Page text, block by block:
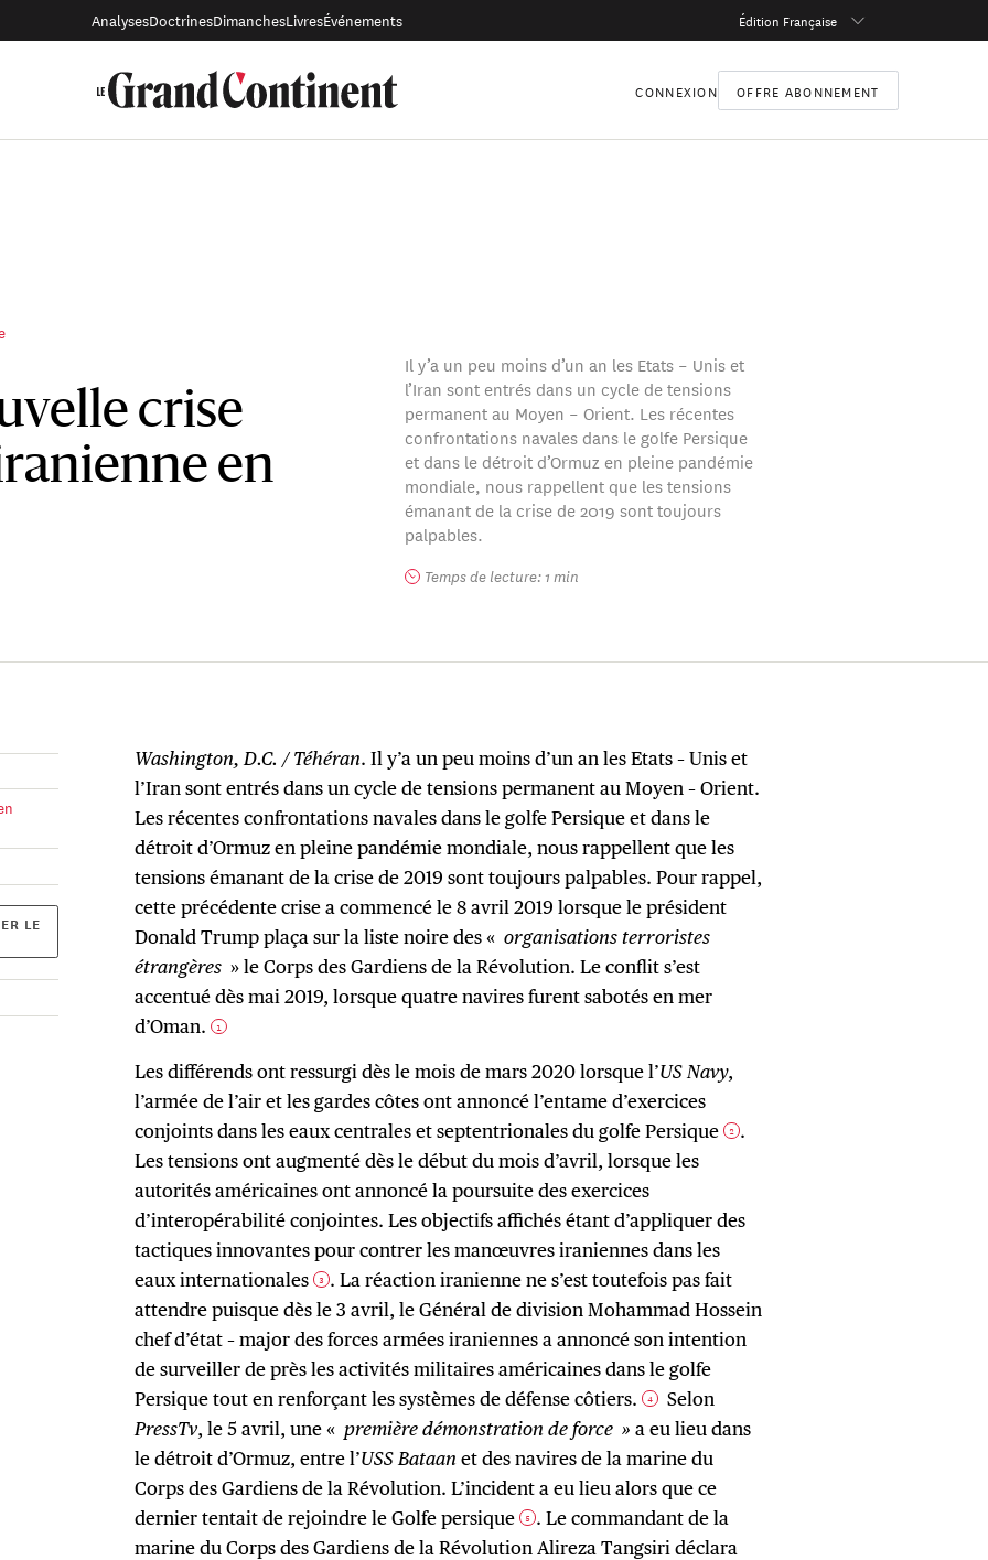
AnalysesDoctrinesDimanchesLivresÉvénements Édition Française
CONNEXION OFFRE ABONNEMENT
crise
en
Il y’a un peu moins d’un an les Etats – Unis et
l’Iran sont entrés dans un cycle de tensions
permanent au Moyen – Orient. Les récentes
confrontations navales dans le golfe Persique
et dans le détroit d’Ormuz en pleine pandémie
mondiale, nous rappellent que les tensions
émanant de la crise de 2019 sont toujours
palpables.
Temps de lecture: 1 min
LE
Washington, D.C. / Téhéran. Il y’a un peu moins d’un an les Etats – Unis et
l’Iran sont entrés dans un cycle de tensions permanent au Moyen – Orient.
Les récentes confrontations navales dans le golfe Persique et dans le
détroit d’Ormuz en pleine pandémie mondiale, nous rappellent que les
tensions émanant de la crise de 2019 sont toujours palpables. Pour rappel,
cette précédente crise a commencé le 8 avril 2019 lorsque le président
Donald Trump plaça sur la liste noire des «organisations terroristes
étrangères » le Corps des Gardiens de la Révolution. Le conflit s’est
accentué dès mai 2019, lorsque quatre navires furent sabotés en mer
d’Oman. 1
Les différends ont ressurgi dès le mois de mars 2020 lorsque l’US Navy,
l’armée de l’air et les gardes côtes ont annoncé l’entame d’exercices
conjoints dans les eaux centrales et septentrionales du golfe Persique 2 .
Les tensions ont augmenté dès le début du mois d’avril, lorsque les
autorités américaines ont annoncé la poursuite des exercices
d’interopérabilité conjointes. Les objectifs affichés étant d’appliquer des
tactiques innovantes pour contrer les manœuvres iraniennes dans les
eaux internationales 3 . La réaction iranienne ne s’est toutefois pas fait
attendre puisque dès le 3 avril, le Général de division Mohammad Hossein
chef d’état – major des forces armées iraniennes a annoncé son intention
de surveiller de près les activités militaires américaines dans le golfe
Persique tout en renforçant les systèmes de défense côtiers. 4 Selon
PressTv, le 5 avril, une « première démonstration de force »a eu lieu dans
le détroit d’Ormuz, entre l’USS Bataanet des navires de la marine du
Corps des Gardiens de la Révolution. L’incident a eu lieu alors que ce
dernier tentait de rejoindre le Golfe persique 5 . Le commandant de la
marine du Corps des Gardiens de la Révolution Alireza Tangsiri déclara